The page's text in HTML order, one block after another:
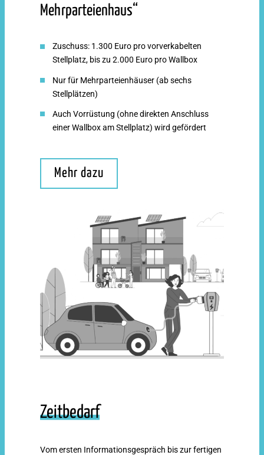
Mehrparteienhaus“
Zuschuss: 1.300 Euro pro vorverkabelten
Stellplatz, bis zu 2.000 Euro pro Wallbox
Nur für Mehrparteienhäuser (ab sechs
Stellplätzen)
Auch Vorrüstung (ohne direkten Anschluss
einer Wallbox am Stellplatz) wird gefördert
Mehr dazu
Zeitbedarf
Vom ersten Informationsgespräch bis zur fertigen